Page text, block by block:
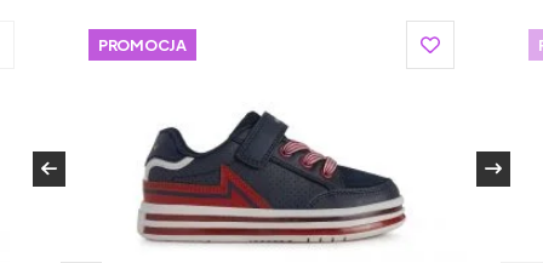
Primigi to włoska marka, która na rynku działa od 1976
roku. Primigi tworzy buty dla dzieci dopasowane do
barefoot. Włoscy projektanci butów dla dzieci z Primigi
tworzą obuwie z wysokiej jakości materiałów, z dbałością
o detale. Marka dba o środowisko – buty dla dzieci od
Primigi wykonane są z materiałów naturalnych oraz
pochodzących z recyklingu. Są elastyczne, lekkie, miękkie
i stworzone z oddychających materiałów, a przy tym
PROMOCJA